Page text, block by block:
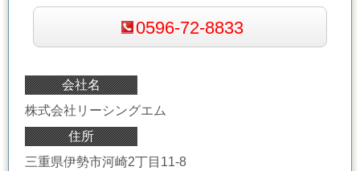
0596-72-8833
会社名
株式会社リーシングエム
住所
三重県伊勢市河崎2丁目11-8